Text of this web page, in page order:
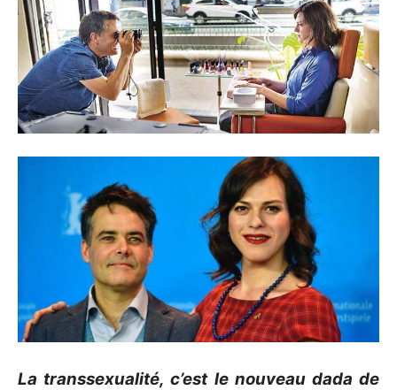
La transsexualité, c’est le nouveau dada de